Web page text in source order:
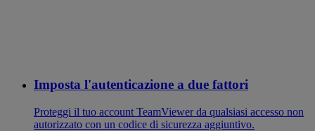
Imposta l'autenticazione a due fattori
Proteggi il tuo account TeamViewer da qualsiasi accesso non
autorizzato con un codice di sicurezza aggiuntivo.